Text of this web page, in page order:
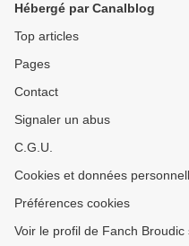
Hébergé par Canalblog
Top articles
Pages
Contact
Signaler un abus
C.G.U.
Cookies et données
Préférences cookies
Voir le profil de Fanch